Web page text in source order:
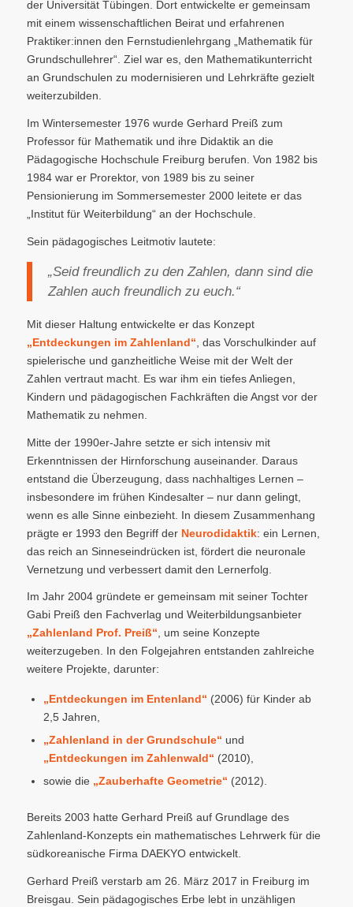
der Universität Tübingen. Dort entwickelte er gemeinsam
mit einem wissenschaftlichen Beirat und erfahrenen
Praktiker:innen den Fernstudienlehrgang „Mathematik für
Grundschullehrer“. Ziel war es, den Mathematikunterricht
an Grundschulen zu modernisieren und Lehrkräfte gezielt
weiterzubilden.
Im Wintersemester 1976 wurde Gerhard Preiß zum
Professor für Mathematik und ihre Didaktik an die
Pädagogische Hochschule Freiburg berufen. Von 1982 bis
1984 war er Prorektor, von 1989 bis zu seiner
Pensionierung im Sommersemester 2000 leitete er das
„Institut für Weiterbildung“ an der Hochschule.
Sein pädagogisches Leitmotiv lautete:
„Seid freundlich zu den Zahlen, dann sind die
Zahlen auch freundlich zu euch.“
Mit dieser Haltung entwickelte er das Konzept
„Entdeckungen im Zahlenland“ , das Vorschulkinder auf
spielerische und ganzheitliche Weise mit der Welt der
Zahlen vertraut macht. Es war ihm ein tiefes Anliegen,
Kindern und pädagogischen Fachkräften die Angst vor der
Mathematik zu nehmen.
Mitte der 1990er-Jahre setzte er sich intensiv mit
Erkenntnissen der Hirnforschung auseinander. Daraus
entstand die Überzeugung, dass nachhaltiges Lernen –
insbesondere im frühen Kindesalter – nur dann gelingt,
wenn es alle Sinne einbezieht. In diesem Zusammenhang
prägte er 1993 den Begriff der Neurodidaktik: ein Lernen,
das reich an Sinneseindrücken ist, fördert die neuronale
Vernetzung und verbessert damit den Lernerfolg.
Im Jahr 2004 gründete er gemeinsam mit seiner Tochter
Gabi Preiß den Fachverlag und Weiterbildungsanbieter
„Zahlenland Prof. Preiß“, um seine Konzepte
weiterzugeben. In den Folgejahren entstanden zahlreiche
weitere Projekte, darunter:
„Entdeckungen im Entenland“ (2006) für Kinder ab
2,5 Jahren,
„Zahlenland in der Grundschule“ und
„Entdeckungen im Zahlenwald“ (2010),
sowie die „Zauberhafte Geometrie“ (2012).
Bereits 2003 hatte Gerhard Preiß auf Grundlage des
Zahlenland-Konzepts ein mathematisches Lehrwerk für die
südkoreanische Firma DAEKYO entwickelt.
Gerhard Preiß verstarb am 26. März 2017 in Freiburg im
Breisgau. Sein pädagogisches Erbe lebt in unzähligen